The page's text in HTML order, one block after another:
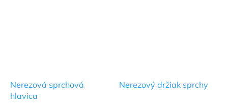
Nerezová sprchová
hlavica
Nerezový držiak sprchy